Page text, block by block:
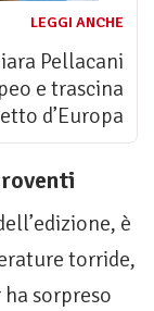
LEGGI ANCHE
Pellacani
e trascina
d’Europa
è
torride,
ha sorpreso